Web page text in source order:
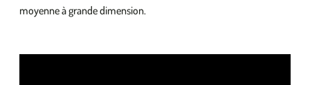
moyenne à grande dimension.